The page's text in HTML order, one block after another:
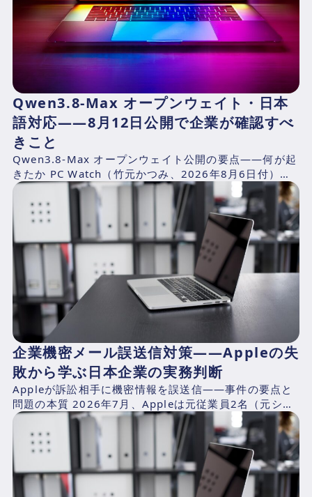
Qwen3.8-Max オープンウェイト・日本
語対応——8月12日公開で企業が確認すべ
きこと
Qwen3.8-Max オープンウェイト公開の要点——何が起
きたか PC Watch（竹元かつみ、2026年8月6日付）の
報道によれば、AlibabaのQwen...
企業機密メール誤送信対策——Appleの失
敗から学ぶ日本企業の実務判断
Appleが訴訟相手に機密情報を誤送信——事件の要点と
問題の本質 2026年7月、Appleは元従業員2名（元シニ
アシステムズエンジニアのChang Liuおよ...